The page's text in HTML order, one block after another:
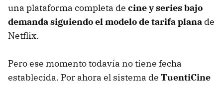
una plataforma completa de cine y series bajo
demanda siguiendo el modelo de tarifa plana de
Netflix.
Pero ese momento todavía no tiene fecha
establecida. Por ahora el sistema de TuentiCine